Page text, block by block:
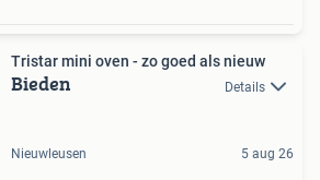
Tristar mini oven - zo goed als nieuw
Bieden Details
Nieuwleusen 5 aug 26